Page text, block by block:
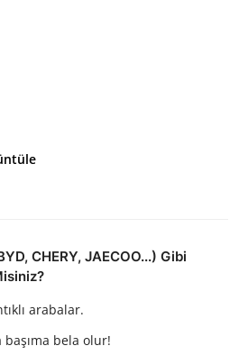
CHERY, JAECOO...) Gibi
arabalar.
başıma bela olur!